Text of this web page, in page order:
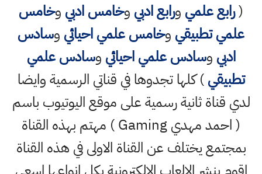
(رابع علمي ورابع ادبي وخامس ادبي وخامس
علمي تطبيقي وخامس علمي احيائي وسادس
ادبي وسادس علمي احيائي وسادس علمي
تطبيقي) كلها تجدوها في قناتي الرسمية وايضا
لدي قناة ثانية رسمية على موقع اليوتيوب باسم
( احمد مهدي Gaming ) مهتم بهذه القناة
بمجتمع يختلف عن القناة الاولى في هذه القناة